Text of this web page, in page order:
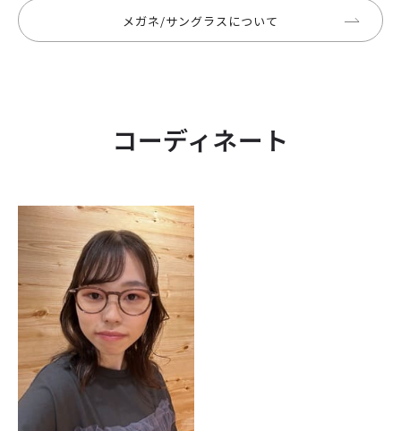
メガネ/サングラスについて
コーディネート